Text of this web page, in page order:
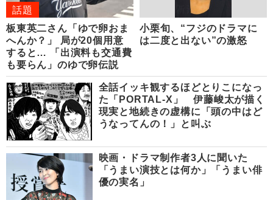
話題
板東英二さん「ゆで卵おま
へんか？」 局が20個用意
すると… 「出演料も交通費
も要らん」のゆで卵伝説
小栗旬、“フジのドラマに
は二度と出ない”の激怒
全話イッキ観するほどとりこになっ
た「PORTAL-X」 伊藤峻太が描く
現実と地続きの虚構に「頭の中はど
うなってんの！」と叫ぶ
映画・ドラマ制作者3人に聞いた
「うまい演技とは何か」「うまい俳
優の実名」